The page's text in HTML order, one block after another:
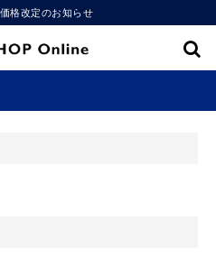
格改定のお知らせ